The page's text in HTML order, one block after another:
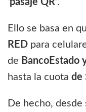
Ello se basa en
RED para
de BancoEstado
hasta la cuota de
De hecho, desde